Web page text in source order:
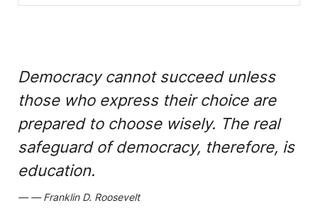
Democracy cannot succeed unless
those who express their choice are
prepared to choose wisely. The real
safeguard of democracy, therefore, is
education.
Franklin D. Roosevelt